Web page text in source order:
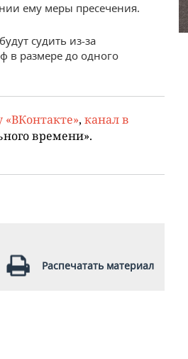
ему меры пресечения.
судить из-за
в размере до одного
«ВКонтакте», канал в
времени».
Распечатать материал